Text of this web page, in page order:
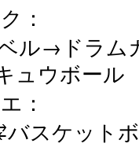
：
ル→ドラ
ュウボール
：
スケット